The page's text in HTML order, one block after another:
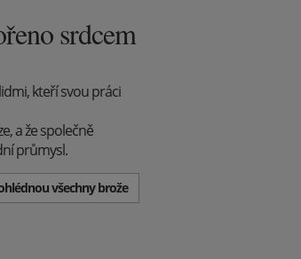
srdcem
kteří svou práci
a že společně
průmysl.
všechny brože